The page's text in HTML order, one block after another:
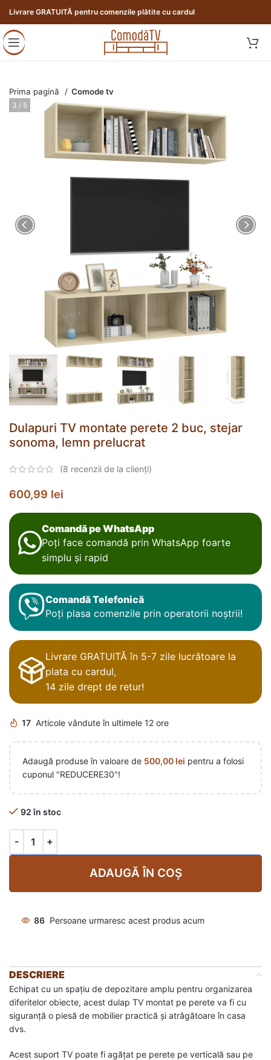
Livrare GRATUITĂ pentru comenzile plătite cu cardul
Prima pagină Comode tv
3 / 5
Dulapuri TV montate perete 2 buc, stejar
sonoma, lemn prelucrat
(8 recenzii de la clienți)
600,99 lei
Comandă pe WhatsApp
Poți face comandă prin WhatsApp foarte
simplu și rapid
Comandă Telefonică
Poți plasa comenzile prin operatorii noștrii!
Livrare GRATUITĂ în 5-7 zile lucrătoare la
plata cu cardul,
14 zile drept de retur!
17 Articole vândute în ultimele 12 ore
Adaugă produse în valoare de 500,00 lei pentru a folosi
cuponul "REDUCERE30"!
92 în stoc
ADAUGĂ ÎN COȘ
86 Persoane urmaresc acest produs acum
DESCRIERE
Echipat cu un spațiu de depozitare amplu pentru organizarea
diferitelor obiecte, acest dulap TV montat pe perete va fi cu
siguranță o piesă de mobilier practică și atrăgătoare în casa
dvs.
Acest suport TV poate fi agățat pe perete pe verticală sau pe